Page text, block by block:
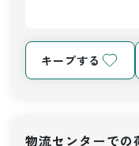
キープする
物流センターでの